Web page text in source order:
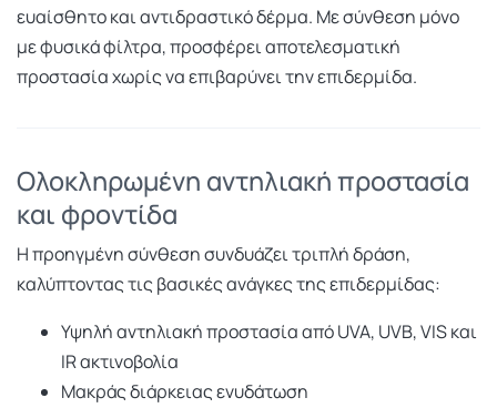
ευαίσθητο και αντιδραστικό δέρμα. Με σύνθεση μόνο
με φυσικά φίλτρα, προσφέρει αποτελεσματική
προστασία χωρίς να επιβαρύνει την επιδερμίδα.
Ολοκληρωμένη αντηλιακή προστασία
και φροντίδα
Η προηγμένη σύνθεση συνδυάζει τριπλή δράση,
καλύπτοντας τις βασικές ανάγκες της επιδερμίδας:
Υψηλή αντηλιακή προστασία από UVA, UVB, VIS και
IR ακτινοβολία
Μακράς διάρκειας ενυδάτωση